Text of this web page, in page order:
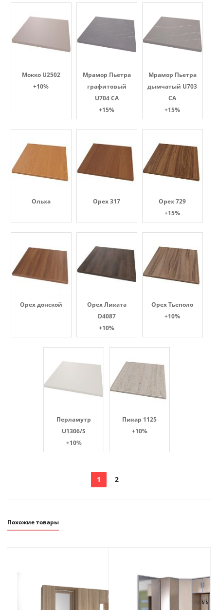
Мокко U2502
+10%
Мрамор Пьетра
графитовый
U704 CA
+15%
Мрамор Пьетра
дымчатый U703
CA
+15%
Ольха Орех 317
Орех 729
+15%
Орех донской
Орех Ликата
D4087
+10%
Орех Тьеполо
+10%
Перламутр
U1306/S
+10%
Пикар 1125
+10%
1 2
Похожие товары